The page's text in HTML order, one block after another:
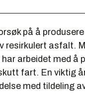
på å
resirkulert asfalt.
arbeidet med å
fart. En viktig
med tildeling